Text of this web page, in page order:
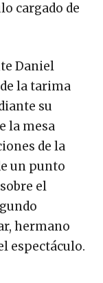
cargado de
Daniel
la tarima
su
la mesa
de la
un punto
el
hermano
espectáculo.